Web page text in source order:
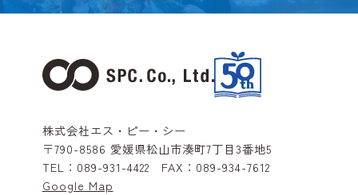
株式会社エス・ピー・シー
〒790-8586 愛媛県松山市湊町7丁目3番地5
TEL： 089-931-4422 FAX： 089-934-7612
Google Map